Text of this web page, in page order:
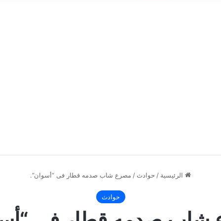
الرئيسية / حوادث / مصرع شاب صدمه قطار فى “أسوان”.
حوادث